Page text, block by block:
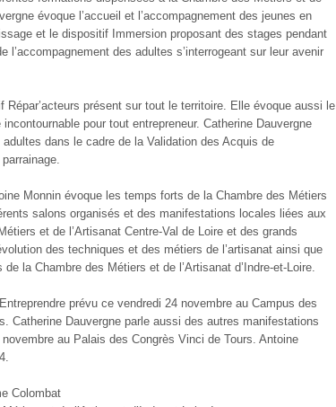
évoque l’accueil et l’accompagnement des jeunes en
et le dispositif Immersion proposant des stages pendant
l’accompagnement des adultes s’interrogeant sur leur avenir
Répar’acteurs présent sur tout le territoire. Elle évoque aussi le
pour tout entrepreneur. Catherine Dauvergne
dans le cadre de la Validation des Acquis de
Monnin évoque les temps forts de la Chambre des Métiers
salons organisés et des manifestations locales liées aux
et de l’Artisanat Centre-Val de Loire et des grands
des techniques et des métiers de l’artisanat ainsi que
la Chambre des Métiers et de l’Artisanat d’Indre-et-Loire.
prévu ce vendredi 24 novembre au Campus des
Catherine Dauvergne parle aussi des autres manifestations
au Palais des Congrès Vinci de Tours. Antoine
Colombat